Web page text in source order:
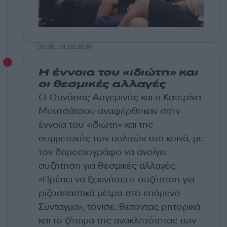
20:29 | 21.05.2026
Η έννοια του «ιδιώτη» και
οι θεσμικές αλλαγές
Ο Θανάσης Αυγερινός και η Κατερίνα
Μουτσάτσου αναφέρθηκαν στην
έννοια του «ιδιώτη» και της
συμμετοχής των πολιτών στα κοινά, με
τον δημοσιογράφο να ανοίγει
συζήτηση για θεσμικές αλλαγές.
«Πρέπει να ξεκινήσει η συζήτηση για
ριζοσπαστικά μέτρα στο επόμενο
Σύνταγμα», τόνισε, θέτοντας ρητορικά
και το ζήτημα της ανακλητότητας των